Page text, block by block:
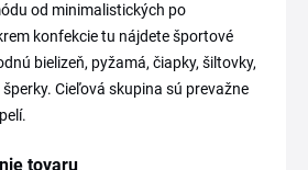
od minimalistických po
konfekcie tu nájdete športové
bielizeň, pyžamá, čiapky, šiltovky,
Cieľová skupina sú prevažne
tovaru